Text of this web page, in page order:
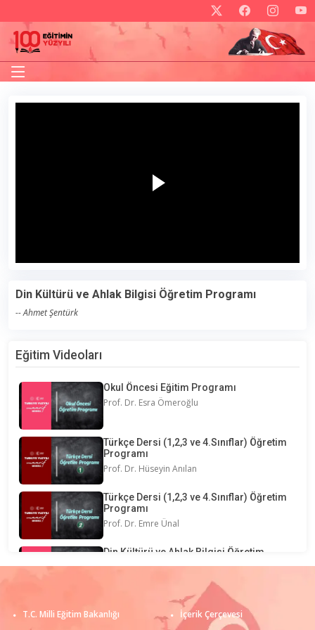
Eğitim Videoları
Okul Öncesi Eğitim Programı
Prof. Dr. Esra Ömeroğlu
Türkçe Dersi (1,2,3 ve 4.Sınıflar) Öğretim
Programı
Prof. Dr. Hüseyin Anılan
Türkçe Dersi (1,2,3 ve 4.Sınıflar) Öğretim
Programı
Prof. Dr. Emre Ünal
Din Kültürü ve Ahlak Bilgisi Öğretim
Programı
Din Kültürü ve Ahlak Bilgisi Öğretim
Programı
Din Kültürü ve Ahlak Bilgisi Öğretim Programı
-- Ahmet Şentürk
T.C. Milli Eğitim Bakanlığı İçerik Çerçevesi